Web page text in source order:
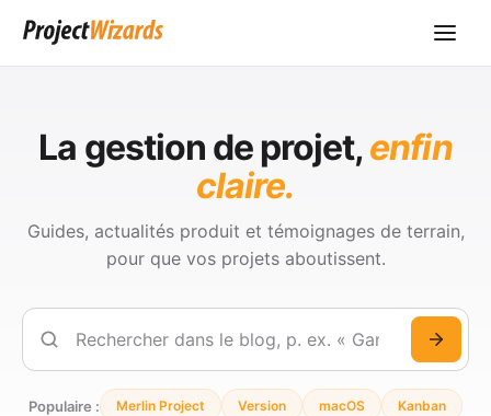
La gestion de projet,enfin
claire.
Guides, actualités produit et témoignages de terrain,
pour que vos projets aboutissent.
Rechercher
Populaire : Merlin Project Version macOS Kanban